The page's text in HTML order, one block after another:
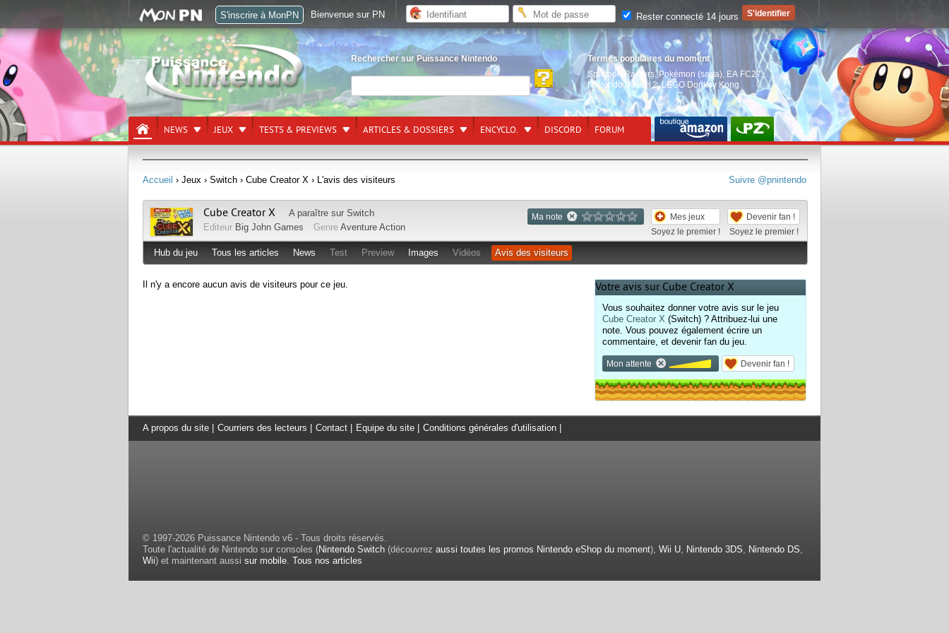
Rechercher sur Puissance Nintendo
Termes populaires du moment
Splatoon Raiders, Pokémon (saga) EA FC27,
Nintendo Switch 2,LEGO Donkey Kong
NEWS JEUX TESTS & PREVIEWS ARTICLES & DOSSIERS ENCYCLO. DISCORD FORUM
Suivre @pnintendo
Accueil › Jeux › Switch › Cube Creator X › L'avis des visiteurs
Ma note
Mes jeux
Soyez le premier !
Devenir fan !
Soyez le premier !
Cube Creator X A paraître sur Switch
Editeur Big John Games Genre Aventure Action
Hub du jeu Tous les articles News Test Preview Images Vidéos Avis des visiteurs
Il n'y a encore aucun avis de visiteurs pour ce jeu. Votre avis sur Cube Creator X
Vous souhaitez donner votre avis sur le jeu
Cube Creator X (Switch) ? Attribuez-lui une
note. Vous pouvez également écrire un
commentaire, et devenir fan du jeu.
Mon attente Devenir fan !
A propos du site Courriers des lecteurs Contact Equipe du site Conditions générales d'utilisation
© 1997-2026 Puissance Nintendo v6 - Tous droits réservés.
Toute l'actualité de Nintendo sur consoles (Nintendo Switch (découvrez aussi toutes les promos Nintendo eShop du moment), Wii U, Nintendo 3DS, Nintendo DS,
Wii) et maintenant aussi sur mobile. Tous nos articles
S'inscrire à MonPN Bienvenue sur PN Rester connecté 14 jours